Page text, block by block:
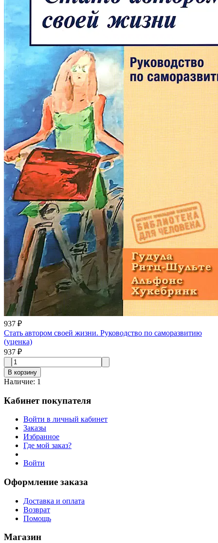
937 ₽
Стать автором своей жизни. Руководство по саморазвитию
(уценка)
937 ₽
В корзину
Наличие: 1
Кабинет покупателя
Войти в личный кабинет
Заказы
Избранное
Где мой заказ?
Войти
Оформление заказа
Доставка и оплата
Возврат
Помощь
Магазин